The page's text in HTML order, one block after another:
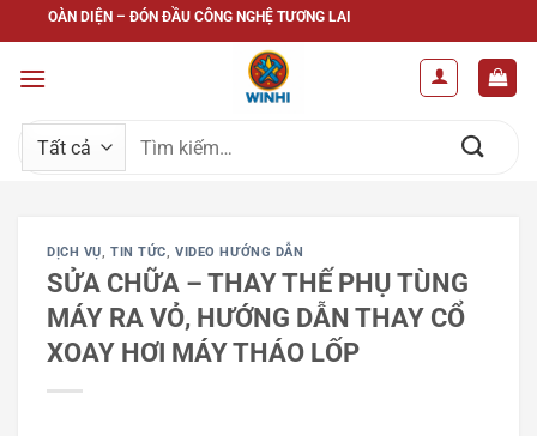
qua
nội
DIỆN – ĐÓN ĐẦU CÔNG NGHỆ TƯƠNG LAI
Tìm
kiếm:
DỊCH VỤ,TIN TỨC,VIDEO HƯỚNG DẪN
SỬA CHỮA – THAY THẾ PHỤ TÙNG
MÁY RA VỎ, HƯỚNG DẪN THAY CỔ
XOAY HƠI MÁY THÁO LỐP